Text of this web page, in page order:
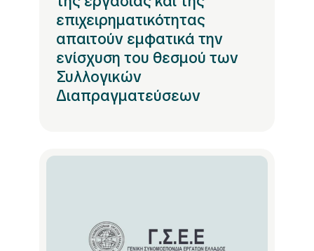
επιχειρηματικότητας
απαιτούν εμφατικά την
ενίσχυση του θεσμού των
Συλλογικών
Διαπραγματεύσεων